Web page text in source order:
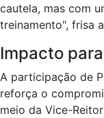
cautela, mas com
treinamento", frisa
Impacto
A participação de
reforça o
meio da Vice-